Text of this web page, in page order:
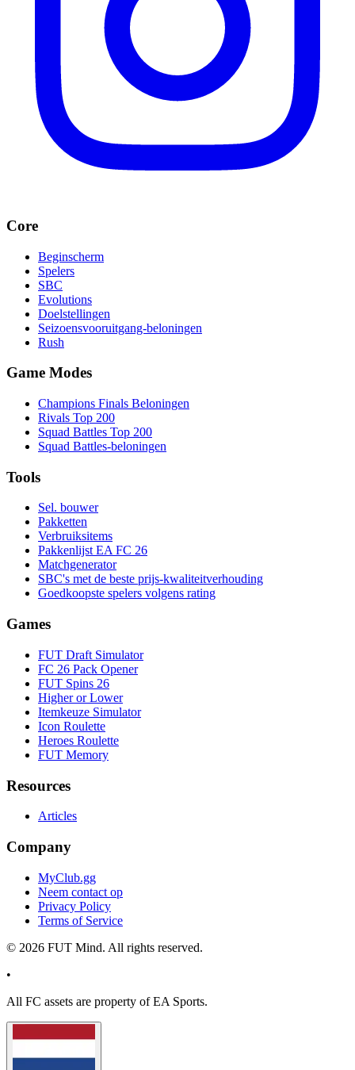
Core
Beginscherm
Spelers
SBC
Evolutions
Doelstellingen
Seizoensvooruitgang-beloningen
Rush
Game Modes
Champions Finals Beloningen
Rivals Top 200
Squad Battles Top 200
Squad Battles-beloningen
Tools
Sel. bouwer
Pakketten
Verbruiksitems
Pakkenlijst EA FC 26
Matchgenerator
SBC's met de beste prijs-kwaliteitverhouding
Goedkoopste spelers volgens rating
Games
FUT Draft Simulator
FC 26 Pack Opener
FUT Spins 26
Higher or Lower
Itemkeuze Simulator
Icon Roulette
Heroes Roulette
FUT Memory
Resources
Articles
Company
MyClub.gg
Neem contact op
Privacy Policy
Terms of Service
© 2026 FUT Mind. All rights reserved.
•
All FC assets are property of EA Sports.